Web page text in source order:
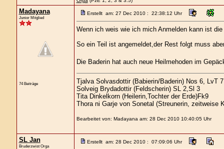
Madayana
Junior Mitglied
74 Beiträge
Erstellt am: 27 Dec 2010 : 22:38:12 Uhr
Wenn ich weis wie ich mich Anmelden kann ist
So ein Teil ist angemeldet,der Rest folgt muss
Die Baderin hat auch neue Heilmehoden im
Tjalva Solvasdottir (Babierin/Baderin) Nos 6, LvT
Solveig Brydadottir (Feldscherin) SL 2,Sl 3
Tita Dinkelkorn (Heilerin,Tochter der Erde)Fk9
Thora ni Garje von Sonetal (Streunerin, zeitweise
Bearbeitet von: Madayana am: 28 Dec 2010 10:40:05 Uhr
SL Jan
Bruderzwist Orga
Erstellt am: 28 Dec 2010 : 07:09:06 Uhr